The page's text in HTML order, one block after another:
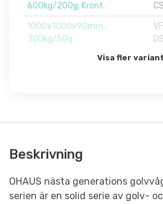
600kg/200g, Krönt.
1000x1000x90mm,
300kg/50g
Visa fler
Beskrivning
OHAUS nästa generations
serien är en solid serie av golv-